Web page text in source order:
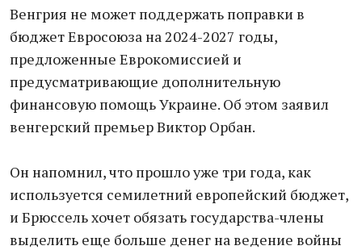
Венгрия не может поддержать поправки в
бюджет Евросоюза на 2024-2027 годы,
предложенные Еврокомиссией и
предусматривающие дополнительную
финансовую помощь Украине. Об этом заявил
венгерский премьер Виктор Орбан.
Он напомнил, что прошло уже три года, как
используется семилетний европейский бюджет,
и Брюссель хочет обязать государства-члены
выделить еще больше денег на ведение войны